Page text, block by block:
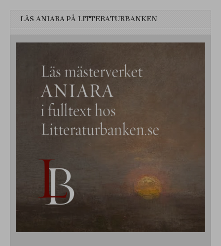
LÄS ANIARA PÅ LITTERATURBANKEN